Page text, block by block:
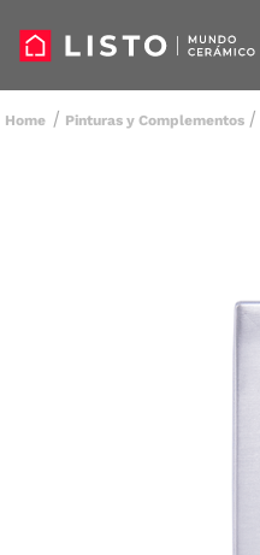
Pinturas y Complementos